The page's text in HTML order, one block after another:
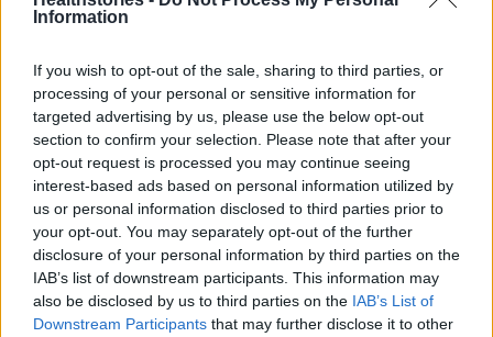
Information
If you wish to opt-out of the sale, sharing to third parties, or
processing of your personal or sensitive information for
targeted advertising by us, please use the below opt-out
section to confirm your selection. Please note that after your
opt-out request is processed you may continue seeing
interest-based ads based on personal information utilized by
us or personal information disclosed to third parties prior to
your opt-out. You may separately opt-out of the further
disclosure of your personal information by third parties on the
IAB’s list of downstream participants. This information may
also be disclosed by us to third parties on the IAB’s List of
Downstream Participants that may further disclose it to other
Δείτε Ακόμη
9 πράγματα που δεν πρέπει να λέτε σε
έναν επισκέπτη